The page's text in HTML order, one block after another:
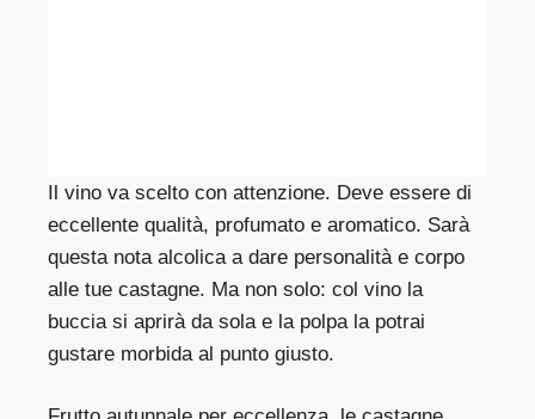
Il vino va scelto con attenzione. Deve essere di
eccellente qualità, profumato e aromatico. Sarà
questa nota alcolica a dare personalità e corpo
alle tue castagne. Ma non solo: col vino la
buccia si aprirà da sola e la polpa la potrai
gustare morbida al punto giusto.